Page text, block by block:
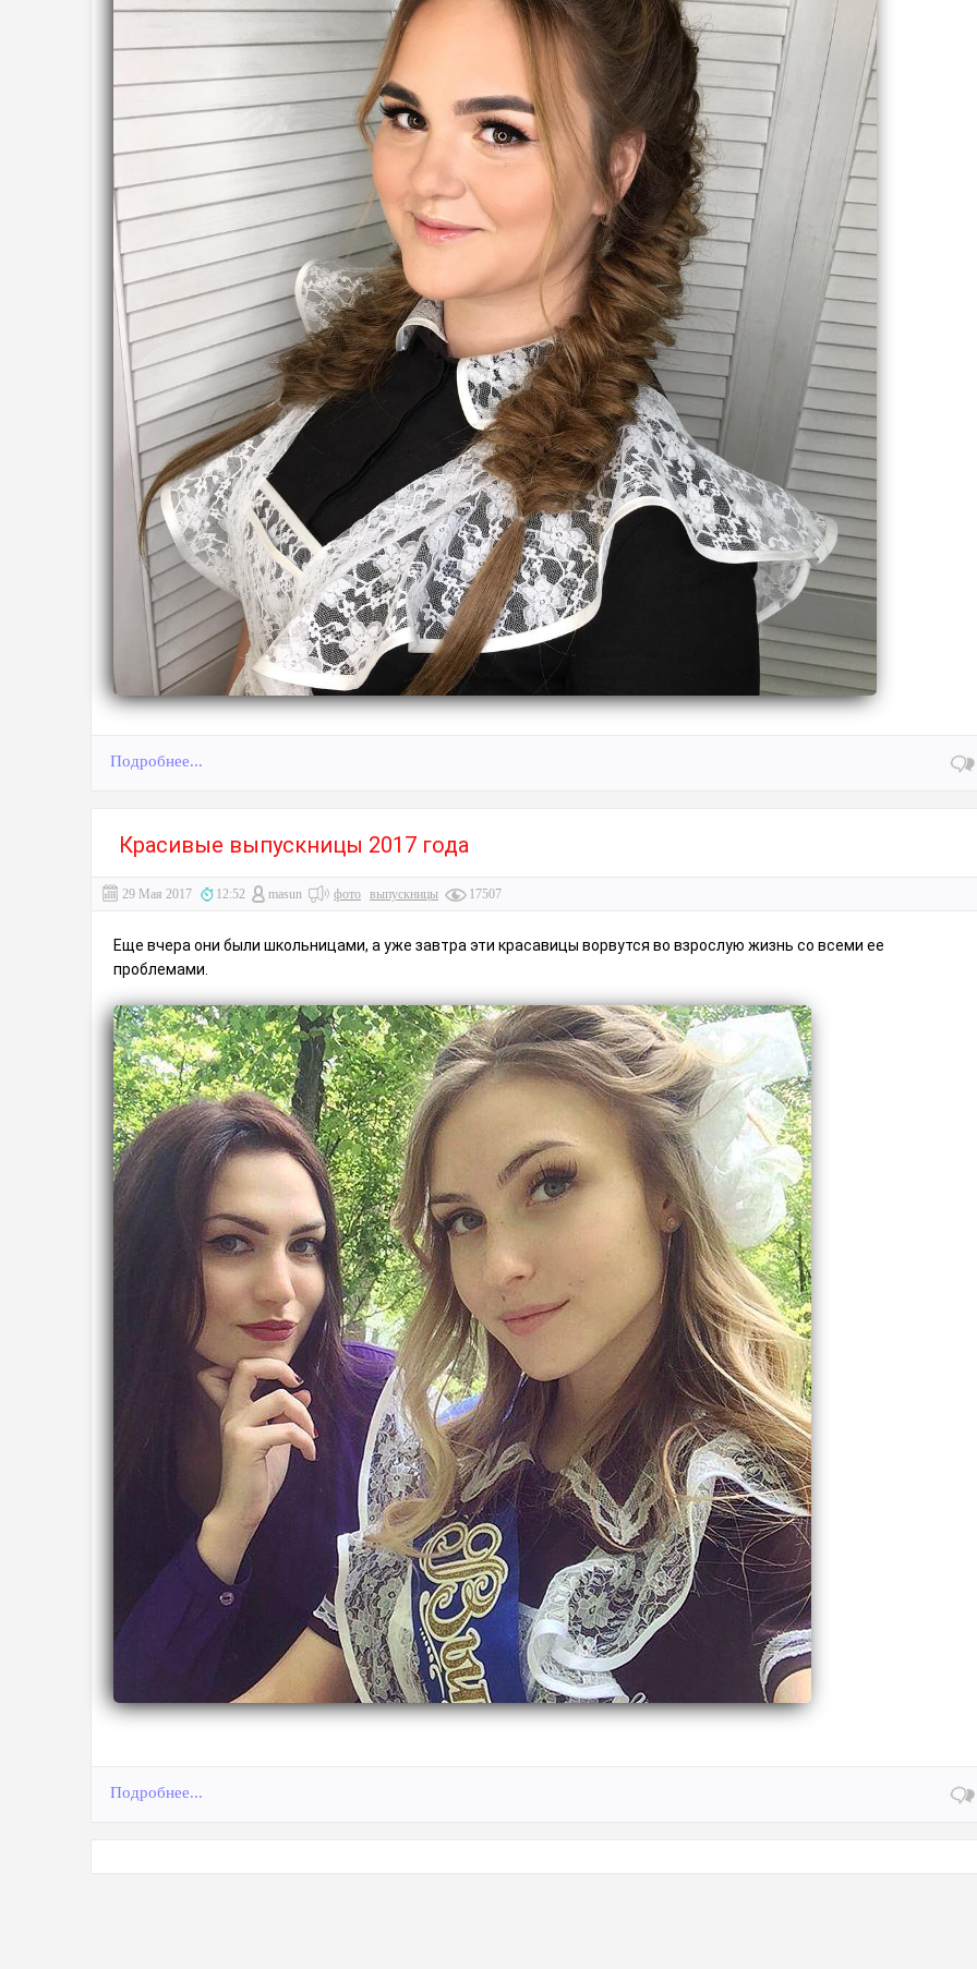
Подробнее...
Красивые выпускницы 2017 года
29 Мая 2017 12:52 masun фото выпускницы 17507
Еще вчера они были школьницами, а уже завтра эти красавицы ворвутся во взрослую жизнь со всеми ее
проблемами.
Подробнее...